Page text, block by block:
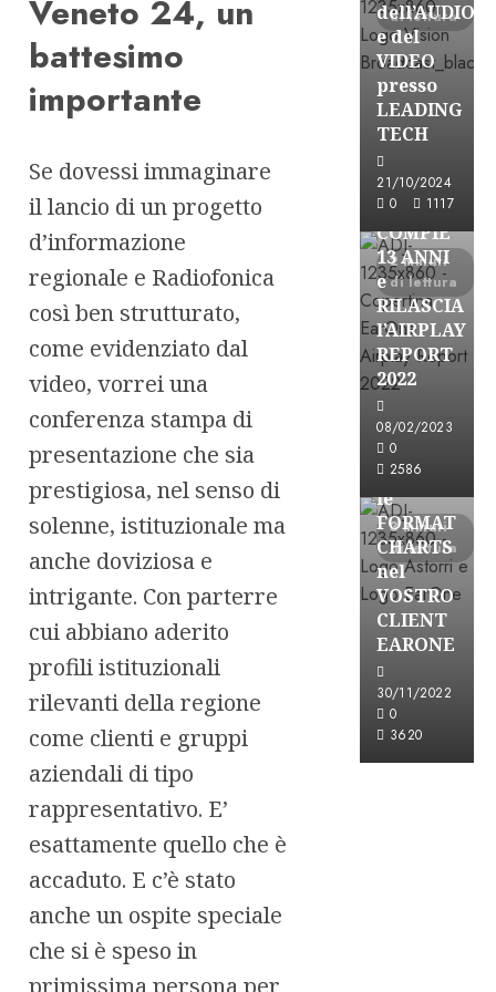
Veneto 24, un
battesimo
importante
Se dovessi immaginare
il lancio di un progetto
d’informazione
regionale e Radiofonica
così ben strutturato,
come evidenziato dal
video, vorrei una
conferenza stampa di
presentazione che sia
prestigiosa, nel senso di
solenne, istituzionale ma
anche doviziosa e
intrigante. Con parterre
cui abbiano aderito
profili istituzionali
rilevanti della regione
come clienti e gruppi
aziendali di tipo
rappresentativo. E’
esattamente quello che è
accaduto. E c’è stato
anche un ospite speciale
che si è speso in
di lettura
dell’AUDIO
e del
VIDEO
presso
LEADING
TECH
21/10/2024
0
1117
2 minuti
di lettura
Partnership
EARONE
COMPIE
13 ANNI
e
RILASCIA
l’AIRPLAY
REPORT
2022
08/02/2023
0
2586
3 minuti
di lettura
Partnership
le
FORMAT
CHARTS
nel
VOSTRO
CLIENT
EARONE
30/11/2022
0
3620